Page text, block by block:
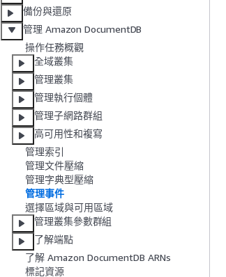
備份與還原
管理 Amazon DocumentDB
操作任務概觀
全域叢集
管理叢集
管理執行個體
管理子網路群組
高可用性和複寫
管理索引
管理文件壓縮
管理字典型壓縮
管理事件
選擇區域與可用區域
管理叢集參數群組
了解端點
了解 Amazon DocumentDB ARNs
標記資源